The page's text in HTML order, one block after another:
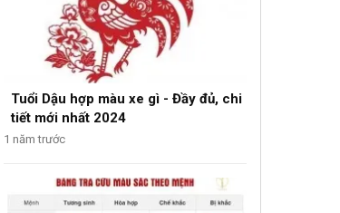
Tuổi Dậu hợp màu xe gì - Đầy đủ, chi
tiết mới nhất 2024
1 năm trước